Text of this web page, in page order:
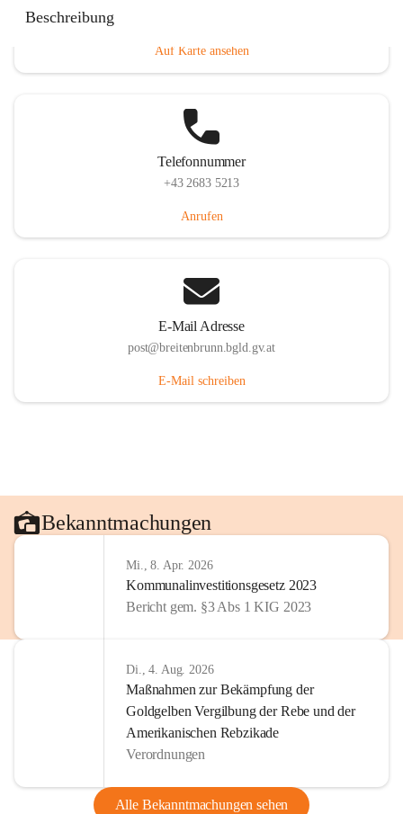
Beschreibung
Auf Karte ansehen
Telefonnummer
+43 2683 5213
Anrufen
E-Mail Adresse
post@breitenbrunn.bgld.gv.at
E-Mail schreiben
Bekanntmachungen
Mi., 8. Apr. 2026
Kommunalinvestitionsgesetz 2023
Bericht gem. §3 Abs 1 KIG 2023
Di., 4. Aug. 2026
Maßnahmen zur Bekämpfung der
Goldgelben Vergilbung der Rebe und der
Amerikanischen Rebzikade
Verordnungen
Alle Bekanntmachungen sehen